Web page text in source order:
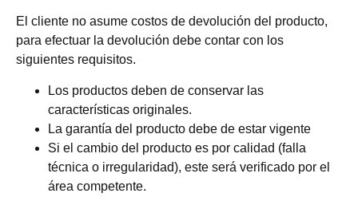
El cliente no asume costos de devolución del producto,
para efectuar la devolución debe contar con los
siguientes requisitos.
Los productos deben de conservar las
características originales.
La garantía del producto debe de estar vigente
Si el cambio del producto es por calidad (falla
técnica o irregularidad), este será verificado por el
área competente.